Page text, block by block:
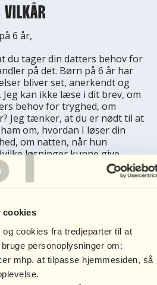
cookies
cookies fra tredjeparter til at
personoplysninger om:
mhp. at tilpasse hjemmesiden, så
VILKÅR
6 år,
du tager din datters behov for
på det. Børn på 6 år har
bliver set, anerkendt og
kan ikke læse i dit brev, om
behov for tryghed, om
Jeg tænker, at du er nødt til at
om, hvordan I løser din
om natten, når hun
løsninger kunne give
din datter? Hvad tænker din
en ide at flytte en seng ind ved
Eller kunne det være en ide
I kan lave en aftale, der
behov i forhold til hendes
omkring overnatning. Det er i
at tvinge din datter afsted på
datter har behov for en god
du skal prøve at hjælpe med, at